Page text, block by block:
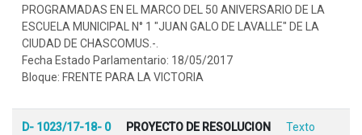
PROGRAMADAS EN EL MARCO DEL 50 ANIVERSARIO DE LA
ESCUELA MUNICIPAL N° 1 "JUAN GALO DE LAVALLE" DE LA
CIUDAD DE CHASCOMUS.-.
Fecha Estado Parlamentario: 18/05/2017
Bloque: FRENTE PARA LA VICTORIA
D- 1023/17-18- 0 PROYECTO DE RESOLUCION
Texto